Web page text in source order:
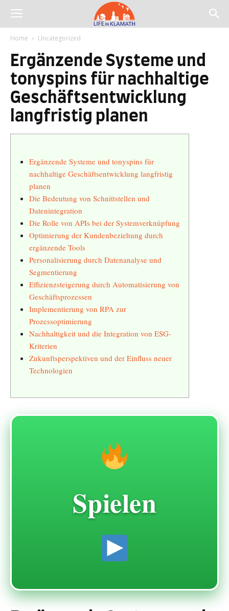
Home Uncategorized
Ergänzende Systeme und
tonyspins für nachhaltige
Geschäftsentwicklung
langfristig planen
Ergänzende Systeme und tonyspins für
nachhaltige Geschäftsentwicklung langfristig
planen
Die Bedeutung von Schnittstellen und
Datenintegration
Die Rolle von APIs bei der Systemverknüpfung
Optimierung der Kundenbeziehung durch
ergänzende Tools
Personalisierung durch Datenanalyse und
Segmentierung
Effizienzsteigerung durch Automatisierung von
Geschäftsprozessen
Implementierung von RPA zur
Prozessoptimierung
Nachhaltigkeit und die Integration von ESG-
Kriterien
Zukunftsperspektiven und der Einfluss neuer
Technologien
Spielen